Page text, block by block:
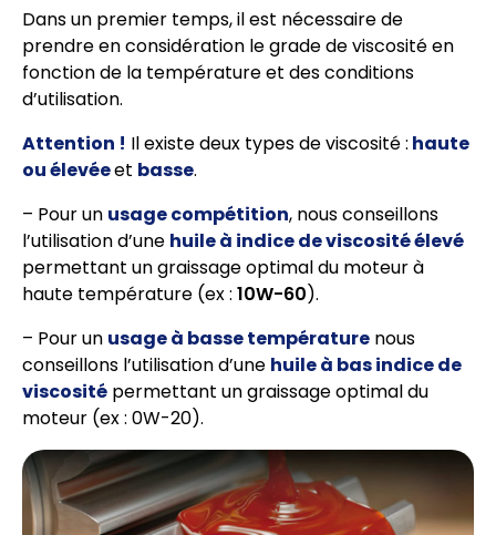
Dans un premier temps, il est nécessaire de
prendre en considération le grade de viscosité en
fonction de la température et des conditions
d’utilisation.
Attention ! Il existe deux types de viscosité : haute
ou élevéeet basse.
– Pour un usage compétition, nous conseillons
l’utilisation d’une huile à indice de viscosité élevé
permettant un graissage optimal du moteur à
haute température (ex : 10W-60).
– Pour un usage à basse température nous
conseillons l’utilisation d’une huile à bas indice de
viscosité permettant un graissage optimal du
moteur (ex : 0W-20).